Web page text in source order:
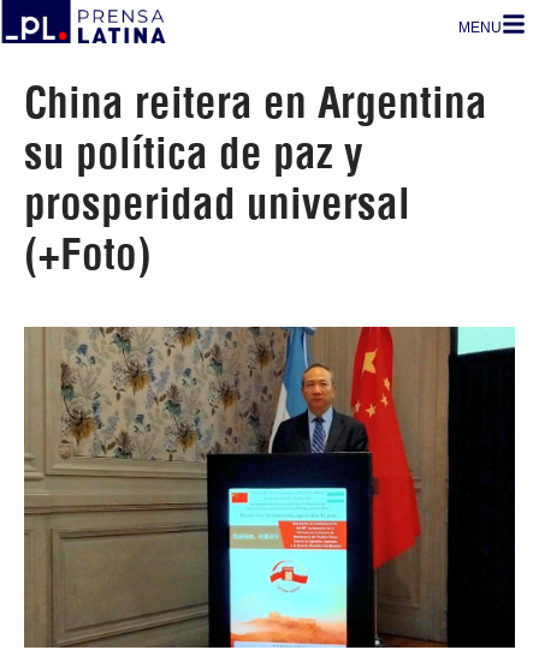
MENU
China reitera en Argentina
su política de paz y
prosperidad universal
(+Foto)